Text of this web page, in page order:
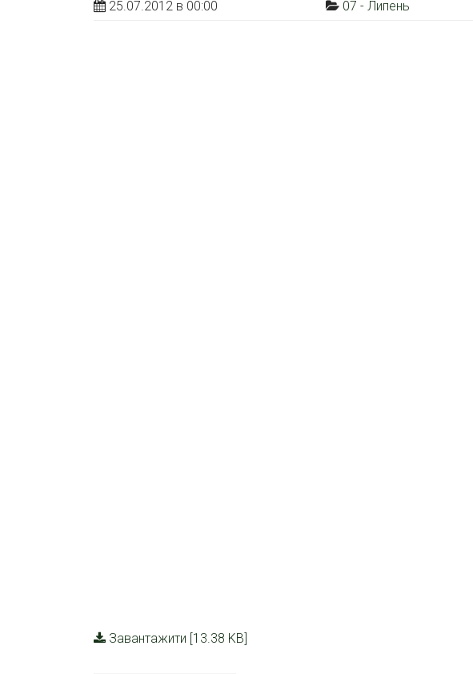
25.07.2012 в 00:00 07 - Липень
Завантажити [13.38 KB]